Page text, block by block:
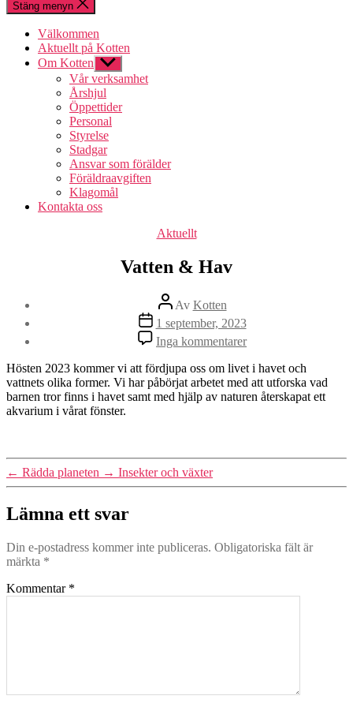
Stäng menyn
Välkommen
Aktuellt på Kotten
Om Kotten Visa
undermeny
Vår verksamhet
Årshjul
Öppettider
Personal
Styrelse
Stadgar
Ansvar som förälder
Föräldraavgiften
Klagomål
Kontakta oss
Kategorier
Aktuellt
Vatten & Hav
Inläggsförfattare
Av Kotten
Inläggsdatum
1 september, 2023
Inga kommentarertill
Vatten
&
Hav
Hösten 2023 kommer vi att fördjupa oss om livet i havet och
vattnets olika former. Vi har påbörjat arbetet med att utforska vad
barnen tror finns i havet samt med hjälp av naturen återskapat ett
akvarium i vårat fönster.
← Rädda planeten → Insekter och växter
Lämna ett svar
Din e-postadress kommer inte publiceras. Obligatoriska fält är
märkta *
Kommentar *